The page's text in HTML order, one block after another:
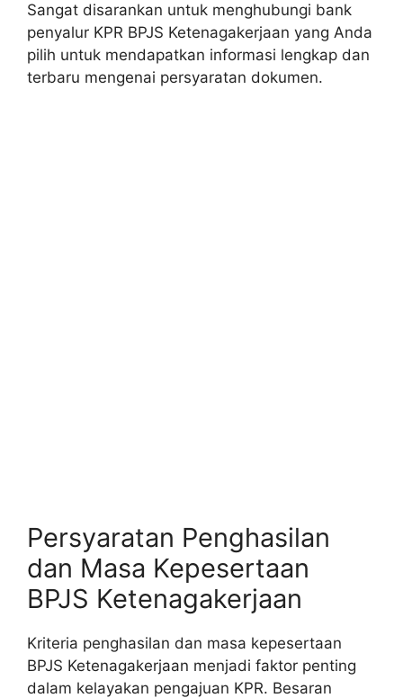
Sangat disarankan untuk menghubungi bank
penyalur KPR BPJS Ketenagakerjaan yang Anda
pilih untuk mendapatkan informasi lengkap dan
terbaru mengenai persyaratan dokumen.
Persyaratan Penghasilan
dan Masa Kepesertaan
BPJS Ketenagakerjaan
Kriteria penghasilan dan masa kepesertaan
BPJS Ketenagakerjaan menjadi faktor penting
dalam kelayakan pengajuan KPR. Besaran